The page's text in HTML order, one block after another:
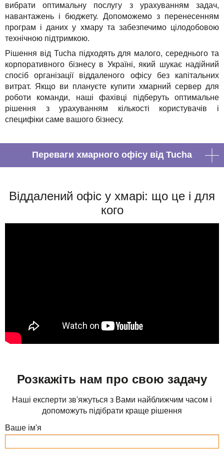
вибрати оптимальну послугу з урахуванням задач,
навантажень і бюджету. Допоможемо з перенесенням
програм і даних у хмару та забезпечимо цілодобовою
технічною підтримкою.
Рішення від Tucha підходять для малого, середнього та
корпоративного бізнесу в Україні, який шукає надійний
спосіб організації віддаленого офісу без капітальних
витрат. Якщо ви плануєте купити хмарний сервер для
роботи команди, наші фахівці підберуть оптимальне
рішення з урахуванням кількості користувачів і
специфіки саме вашого бізнесу.
Переваги хмарного офісу від Tucha
Віддалений офіс у хмарі: що це і для
кого
Розкажіть нам про свою задачу
Наші експерти зв'яжуться з Вами найближчим часом і
допоможуть підібрати краще рішення
Ваше ім'я